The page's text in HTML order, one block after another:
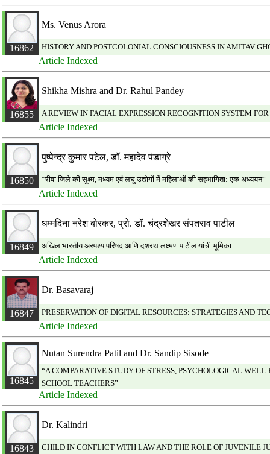
16862
Ms. Venus Arora
HISTORY AND POSTCOLONIAL CONSCIOUSNESS IN AMITAV
Article Indexed
16855
Shikha Mishra and Dr. Rahul Pandey
A REVIEW IN FACIAL EXPRESSION RECOGNITION SYSTEM
Article Indexed
16850
पुष्पेन्द्र कुमार पटेल, डाॅ. महादेव पंडाग्रे
“रीवा जिले की सूक्ष्म, मध्यम एवं लघु उद्योगों में महिलाओं की सहभागिता: एक अध्ययन”
Article Indexed
16849
धम्मदिना नरेश बोरकर, प्रो. डॉ. चंद्रशेखर संपतराव पाटील
अखिल भारतीय अस्पश्य परिषद आणि दशरथ लक्ष्मण पाटील यांची भूमिका
Article Indexed
16847
Dr. Basavaraj
PRESERVATION OF DIGITAL RESOURCES: STRATEGIES AND
Article Indexed
16845
Nutan Surendra Patil and Dr. Sandip Sisode
“A COMPARATIVE STUDY OF STRESS, PSYCHOLOGICAL
SCHOOL TEACHERS”
Article Indexed
16843
Dr. Kalindri
CHILD IN CONFLICT WITH LAW AND THE ROLE OF JUVENILE